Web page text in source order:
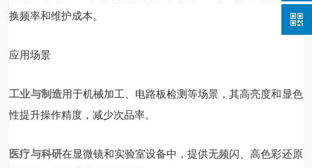
换频率和维护成本。
应用场景
工业与制造用于机械加工、电路板检测等场景，其高亮度和显色
性提升操作精度，减少次品率。
医疗与科研在显微镜和实验室设备中，提供无频闪、高色彩还原